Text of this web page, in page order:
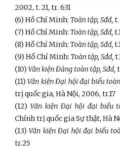
2002, t. 21, tr. 631
(6) Hồ Chí Minh: Toàn tập, Sđd, t.
(7) Hồ Chí Minh: Toàn tập, Sđd,
(8) Hồ Chí Minh: Toàn tập, Sđd,
(9) Hồ Chí Minh: Toàn tập, Sđd,
(10) Văn kiện Đảng toàn tập, Sđd,
(11)Văn kiện Đại hội đại biểu
trị quốc gia, Hà Nội, 2006, tr.17
(12) Văn kiện Đại hội đại biểu
Chính trị quốc gia Sự thật, Hà
(13)Văn kiện Đại hội đại biểu
tr.25